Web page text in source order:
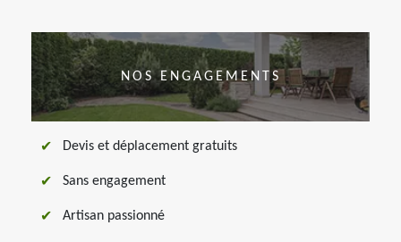
NOS ENGAGEMENTS
Devis et déplacement gratuits
Sans engagement
Artisan passionné